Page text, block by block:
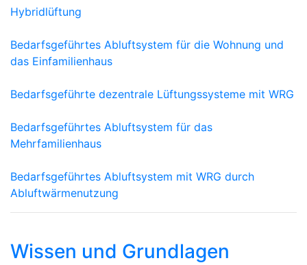
Hybridlüftung
Bedarfsgeführtes Abluftsystem für die Wohnung und
das Einfamilienhaus
Bedarfsgeführte dezentrale Lüftungssysteme mit WRG
Bedarfsgeführtes Abluftsystem für das
Mehrfamilienhaus
Bedarfsgeführtes Abluftsystem mit WRG durch
Abluftwärmenutzung
Wissen und Grundlagen